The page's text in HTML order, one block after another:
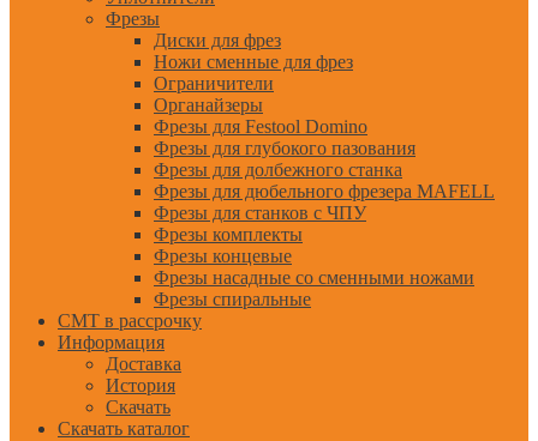
Фрезы
Диски для фрез
Ножи сменные для фрез
Ограничители
Органайзеры
Фрезы для Festool Domino
Фрезы для глубокого пазования
Фрезы для долбежного станка
Фрезы для дюбельного фрезера MAFELL
Фрезы для станков с ЧПУ
Фрезы комплекты
Фрезы концевые
Фрезы насадные со сменными ножами
Фрезы спиральные
CMT в рассрочку
Информация
Доставка
История
Скачать
Скачать каталог